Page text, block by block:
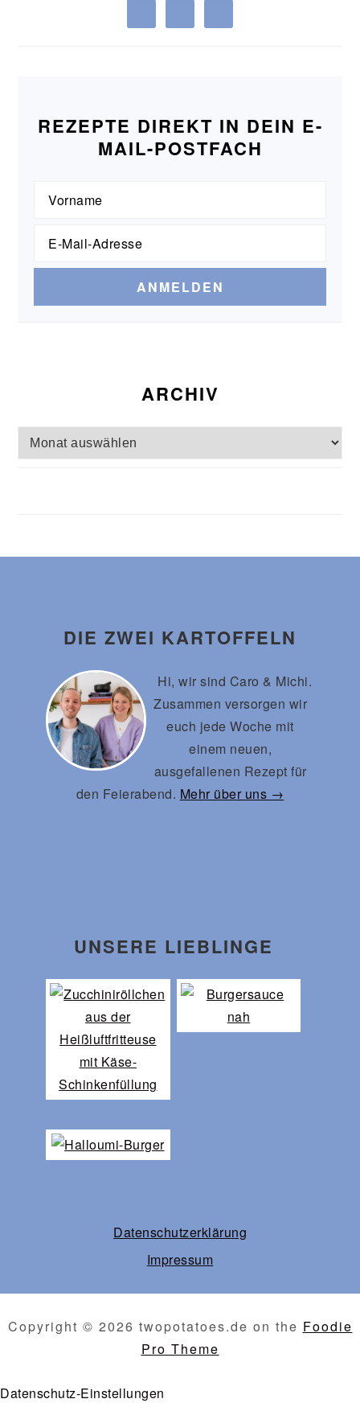
REZEPTE DIREKT IN DEIN E-
MAIL-POSTFACH
ARCHIV
Archiv
DIE ZWEI KARTOFFELN
Hi, wir sind Caro & Michi.
Zusammen versorgen wir
euch jede Woche mit
einem neuen,
ausgefallenen Rezept für
den Feierabend. Mehr über uns →
UNSERE LIEBLINGE
Datenschutz­erklärung
Impressum
Copyright © 2026 twopotatoes.de on the Foodie
Pro Theme
Datenschutz-Einstellungen